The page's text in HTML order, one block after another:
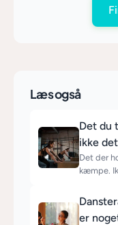
Læs også
Det du
ikke
Det der
kæmpe.
er